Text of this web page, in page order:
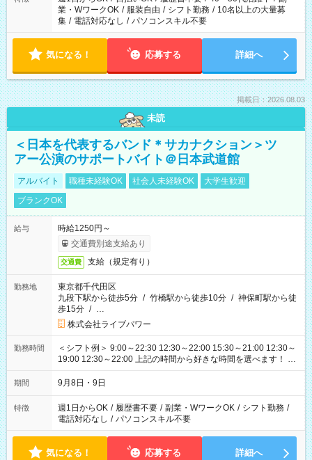
業・WワークOK / 服装自由 / シフト勤務 / 10名以上の大量募
集 / 電話対応なし / パソコンスキル不要
気になる！ 応募する 詳細へ
掲載日：2026.08.03
未読
＜日本を代表するバンド＊サカナクション＞ツ
アー公演のサポートバイト＠日本武道館
アルバイト 職種未経験OK 社会人未経験OK
大学生歓迎
ブランクOK
給与
時給1250円～
交通費別途支給あり
交通費 支給（規定有り）
勤務地
東京都千代田区
九段下駅から徒歩5分 / 竹橋駅から徒歩10分 / 神保町駅から徒
歩15分 / …
株式会社ライブパワー
勤務時間
＜シフト例＞ 9:00～22:30 12:30～22:00 15:30～21:00 12:30～
19:00 12:30～22:00 上記の時間から好きな時間を選べます！ ※
時間は変更となる可能性があります
期間 9月8日・9日
特徴 週1日からOK / 履歴書不要 / 副業・WワークOK / シフト勤務 /
電話対応なし / パソコンスキル不要
気になる！ 応募する 詳細へ